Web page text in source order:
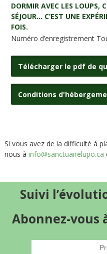
DORMIR AVEC LES LOUPS,
SÉJOUR… C’EST UNE
FOIS.
Numéro d’enregistrement
Télécharger le pdf de
Conditions
Si vous avez de la difficulté à
nous à info@sanctuairelupo.ca
Suivi
Abonnez-